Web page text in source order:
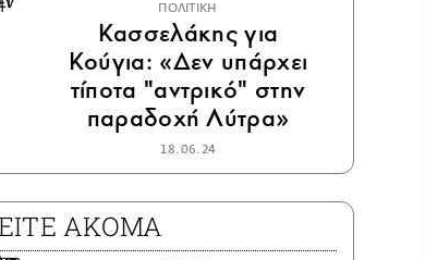
ΠΟΛΙΤΙΚΗ
Κασσελάκης για
Κούγια: «Δεν υπάρχει
τίποτα "αντρικό" στην
παραδοχή Λύτρα»
18.06.24
ΑΚΟΜΑ